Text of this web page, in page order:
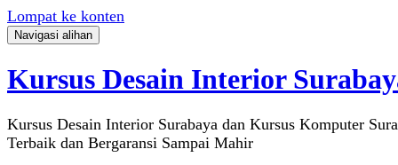
Lompat ke konten
Navigasi alihan
Kursus Desain Interior
Kursus Desain Interior Surabaya dan Kursus Komputer
Terbaik dan Bergaransi Sampai Mahir